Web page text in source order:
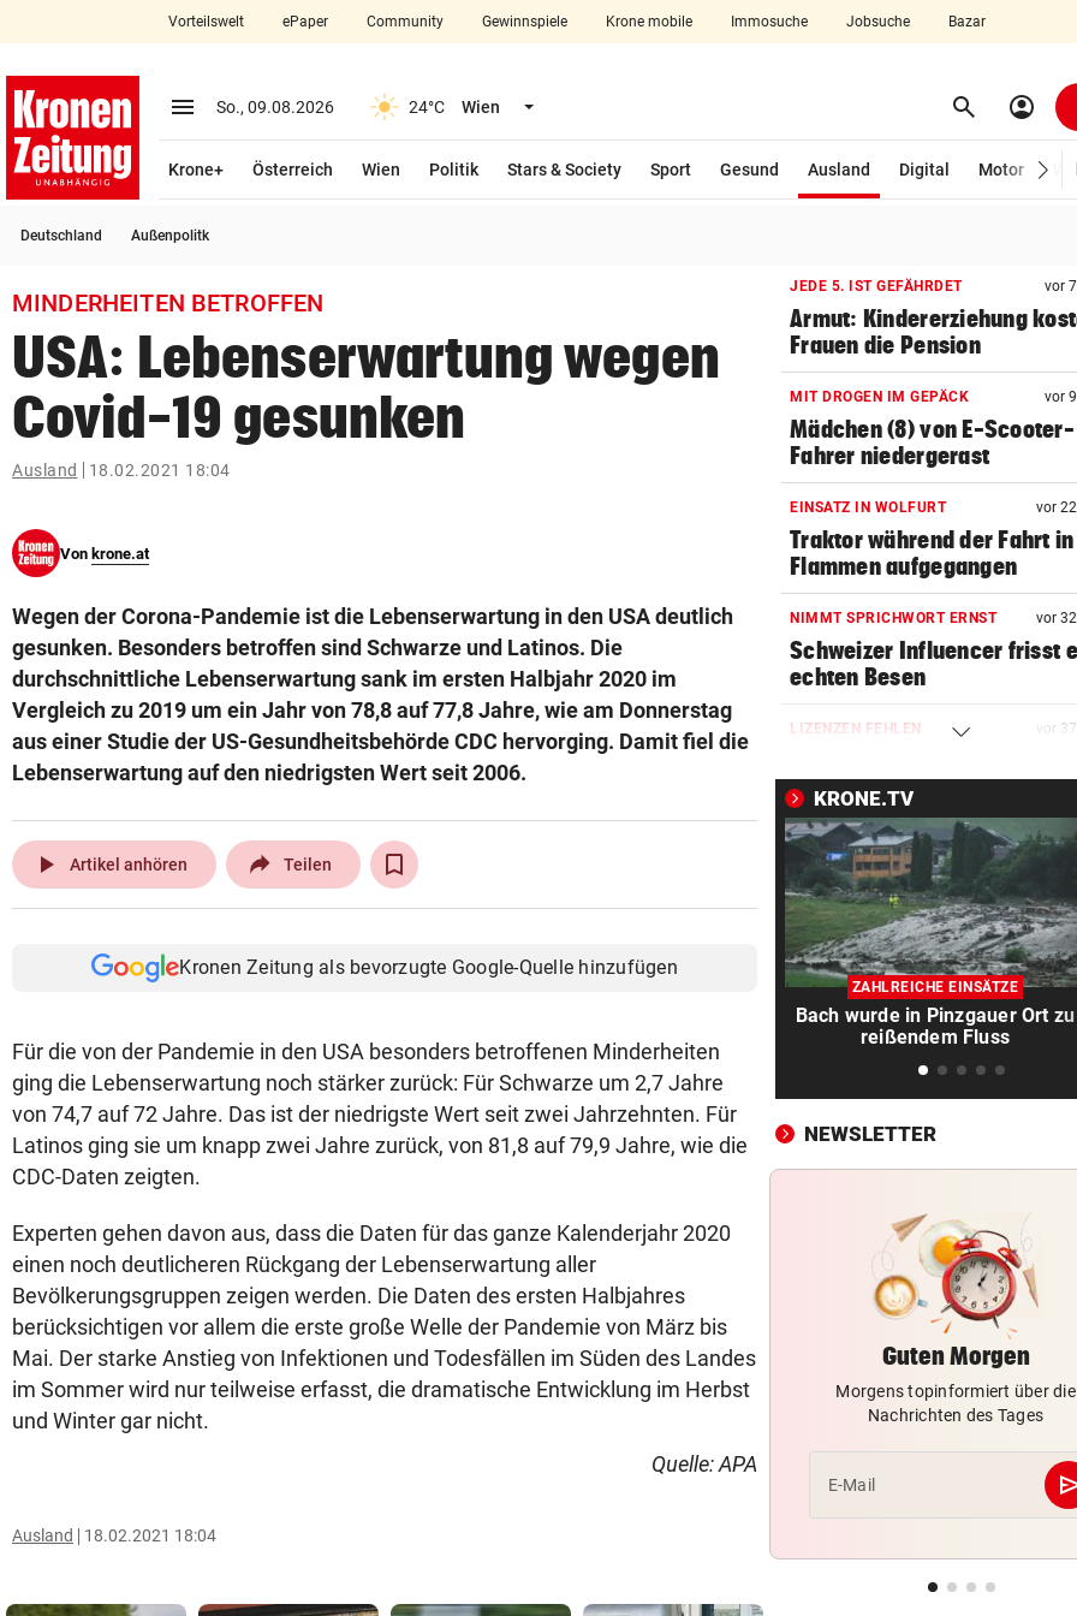
closeSchließen
account_circle Anmelden
arrow_right
bookmark
search
Suchbegriff
eingeben
© Krone Multimedia GmbH & Co KG 2026
Vorteilswelt ePaper Community Gewinnspiele Krone mobile Immosuche Jobsuche Bazar
menu Menü aufklappen
So., 09.08.2026 24°C Wien Menü aufklappen search Suchen
account_circle
Krone+ Österreich Wien Politik Stars & Society Sport Gesund Ausland
Digital
Motor
Deutschland Außenpolitk
MINDERHEITEN BETROFFEN
USA: Lebenserwartung wegen
Covid-19 gesunken
Ausland 18.02.2021 18:04
Von krone.at
Wegen der Corona-Pandemie ist die Lebenserwartung in den USA deutlich
gesunken. Besonders betroffen sind Schwarze und Latinos. Die
durchschnittliche Lebenserwartung sank im ersten Halbjahr 2020 im
Vergleich zu 2019 um ein Jahr von 78,8 auf 77,8 Jahre, wie am Donnerstag
aus einer Studie der US-Gesundheitsbehörde CDC hervorging. Damit fiel die
Lebenserwartung auf den niedrigsten Wert seit 2006.
play_arrow Artikel anhören Teilen
Kronen Zeitung als bevorzugte Google-Quelle hinzufügen
Für die von der Pandemie in den USA besonders betroffenen Minderheiten
ging die Lebenserwartung noch stärker zurück: Für Schwarze um 2,7 Jahre
von 74,7 auf 72 Jahre. Das ist der niedrigste Wert seit zwei Jahrzehnten. Für
Latinos ging sie um knapp zwei Jahre zurück, von 81,8 auf 79,9 Jahre, wie die
CDC-Daten zeigten.
Experten gehen davon aus, dass die Daten für das ganze Kalenderjahr 2020
einen noch deutlicheren Rückgang der Lebenserwartung aller
Bevölkerungsgruppen zeigen werden. Die Daten des ersten Halbjahres
berücksichtigen vor allem die erste große Welle der Pandemie von März bis
Mai. Der starke Anstieg von Infektionen und Todesfällen im Süden des Landes
im Sommer wird nur teilweise erfasst, die dramatische Entwicklung im Herbst
und Winter gar nicht.
Quelle: APA
Ausland 18.02.2021 18:04
JEDE 5. IST GEFÄHRDET vor
Armut: Kindererziehung
Frauen die Pension
MIT DROGEN IM GEPÄCK vor
Mädchen (8) von E-Scooter-
Fahrer niedergerast
EINSATZ IN WOLFURT vor
Traktor während der Fahrt in
Flammen aufgegangen
NIMMT SPRICHWORT ERNST vor
Schweizer Influencer frisst
echten Besen
LIZENZEN FEHLEN vor
der Warteschleife
VERANSTALTER GESCHOCKT vor 37
Festival wurde nach
Bombendrohung geräumt
WUSSTEN SIE DAS? vor
Schräge Mitführpflicht auch
einem Nachbarland!
Wenn Bauarbeiter auf dem
zusammenbrechen
BABYGLÜCK MIT TOM BECK vor
Chryssanthi Kavazi
TÄTER AUF DER FLUCHT vor
Bremen: Autofahrer schlägt
Mann ein – tot
URSACHE WOHL BEKANNT vor
Wohnungsbrand mitten in
Bewohner evakuiert
vor
früh ausgeschieden
KRONE.TV
ZAHLREICHE EINSÄTZE
Bach wurde in Pinzgauer Ort zu
reißendem Fluss
NEWSLETTER
Guten Morgen
Morgens topinformiert über die
Nachrichten des Tages
E-Mail